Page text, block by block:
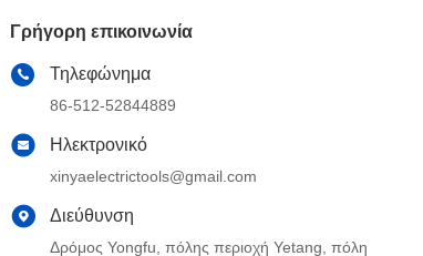
Γρήγορη επικοινωνία
Τηλεφώνημα
86-512-52844889
Ηλεκτρονικό
xinyaelectrictools@gmail.com
Διεύθυνση
Δρόμος Yongfu, πόλης περιοχή Yetang, πόλη